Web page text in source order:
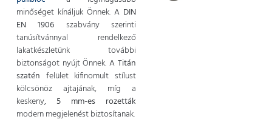
minőséget kínáljuk Önnek. A DIN
EN 1906 szabvány szerinti
tanúsítvánnyal rendelkező
lakatkészletünk további
biztonságot nyújt Önnek. A Titán
szatén felület kifinomult stílust
kölcsönöz ajtajának, míg a
keskeny, 5 mm-es rozetták
modern megjelenést biztosítanak.